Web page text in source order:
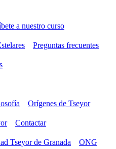
a nuestro curso
Preguntas frecuentes
Orígenes de Tseyor
Contactar
Tseyor de Granada
ONG